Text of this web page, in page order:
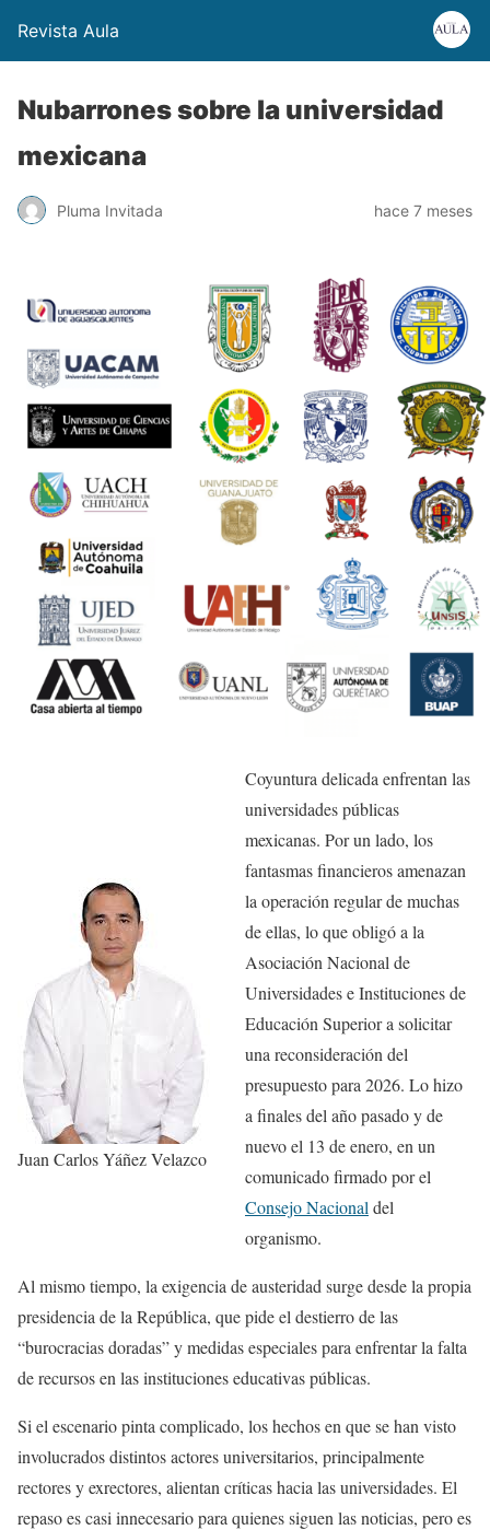
Revista Aula
Nubarrones sobre la universidad
mexicana
Pluma Invitada hace 7 meses
Juan Carlos Yáñez Velazco
Coyuntura delicada enfrentan las
universidades públicas
mexicanas. Por un lado, los
fantasmas financieros amenazan
la operación regular de muchas
de ellas, lo que obligó a la
Asociación Nacional de
Universidades e Instituciones de
Educación Superior a solicitar
una reconsideración del
presupuesto para 2026. Lo hizo
a finales del año pasado y de
nuevo el 13 de enero, en un
comunicado firmado por el
Consejo Nacional del
organismo.
Al mismo tiempo, la exigencia de austeridad surge desde la propia
presidencia de la República, que pide el destierro de las
“burocracias doradas” y medidas especiales para enfrentar la falta
de recursos en las instituciones educativas públicas.
Si el escenario pinta complicado, los hechos en que se han visto
involucrados distintos actores universitarios, principalmente
rectores y exrectores, alientan críticas hacia las universidades. El
repaso es casi innecesario para quienes siguen las noticias, pero es